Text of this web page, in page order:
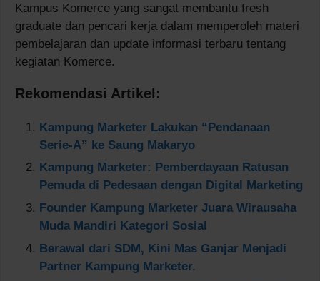
Kampus Komerce yang sangat membantu fresh
graduate dan pencari kerja dalam memperoleh materi
pembelajaran dan update informasi terbaru tentang
kegiatan Komerce.
Rekomendasi Artikel:
Kampung Marketer Lakukan “Pendanaan
Serie-A” ke Saung Makaryo
Kampung Marketer: Pemberdayaan Ratusan
Pemuda di Pedesaan dengan Digital Marketing
Founder Kampung Marketer Juara Wirausaha
Muda Mandiri Kategori Sosial
Berawal dari SDM, Kini Mas Ganjar Menjadi
Partner Kampung Marketer.